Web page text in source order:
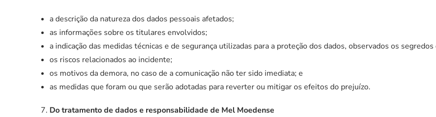
a descrição da natureza dos dados pessoais afetados;
as informações sobre os titulares envolvidos;
a indicação das medidas técnicas e de segurança utilizadas para a proteção dos dados, observados os
os riscos relacionados ao incidente;
os motivos da demora, no caso de a comunicação não ter sido imediata; e
as medidas que foram ou que serão adotadas para reverter ou mitigar os efeitos do prejuízo.
Do tratamento de dados e responsabilidade de Mel Moedense